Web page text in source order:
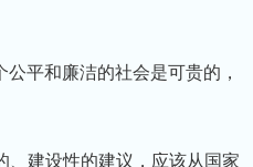
平和廉洁的社会是可贵的，
建设性的建议，应该从国家